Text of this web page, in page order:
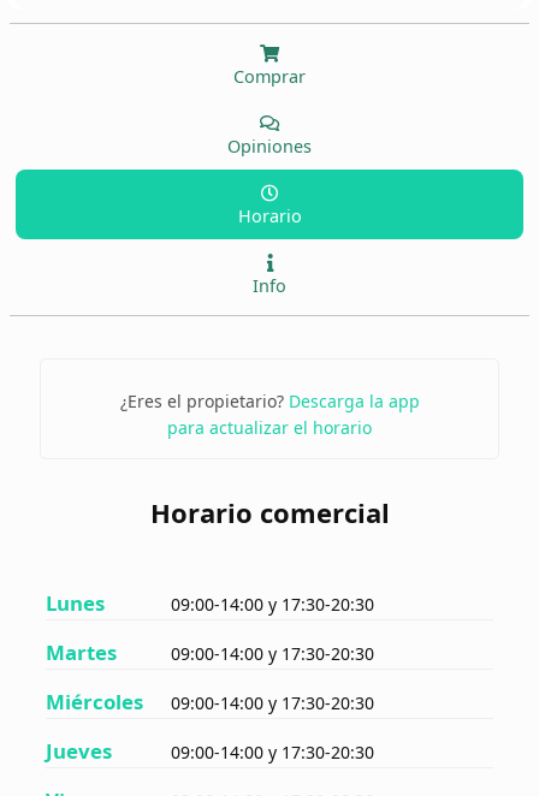
Comprar
Opiniones
Horario
Info
¿Eres el propietario? Descarga la app
para actualizar el horario
Horario comercial
Lunes 09:00-14:00 y 17:30-20:30
Martes 09:00-14:00 y 17:30-20:30
Miércoles 09:00-14:00 y 17:30-20:30
Jueves 09:00-14:00 y 17:30-20:30